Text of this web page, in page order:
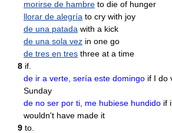
morirse de hambre to die of hunger
llorar de alegría to cry with joy
de una patada with a kick
de una sola vez in one go
de tres en tres three at a time
8 if.
de ir a verte, sería este domingo if I do
Sunday
de no ser por ti, me hubiese hundido if
wouldn't have made it
9 to.